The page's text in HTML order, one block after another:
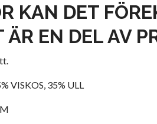
KAN DET
ÄR EN DEL AV
VISKOS, 35% ULL